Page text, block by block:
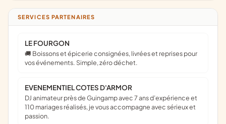
SERVICES PARTENAIRES
LE FOURGON
🚚 Boissons et épicerie consignées, livrées et reprises pour
vos événements. Simple, zéro déchet.
EVENEMENTIEL COTES D'ARMOR
DJ animateur près de Guingamp avec 7 ans d’expérience et
110 mariages réalisés, je vous accompagne avec sérieux et
passion.